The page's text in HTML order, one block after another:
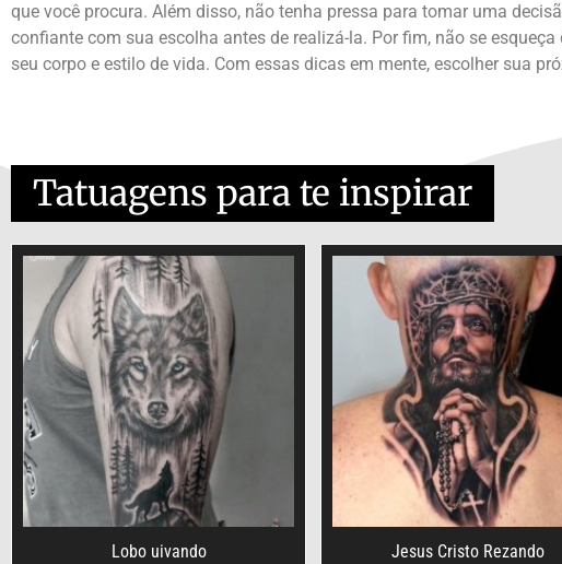
que você procura. Além disso, não tenha pressa para tomar uma
confiante com sua escolha antes de realizá-la. Por fim, não se
seu corpo e estilo de vida. Com essas dicas em mente, escolher sua
Tatuagens para te inspirar
Lobo uivando Jesus Cristo Rezando